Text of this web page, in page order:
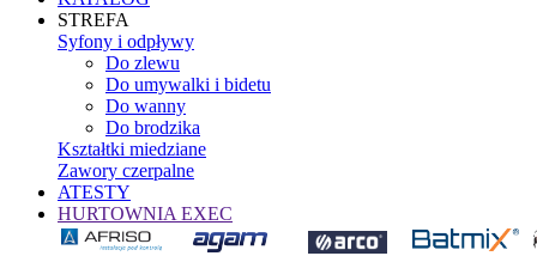
STREFA
Syfony i odpływy
Do zlewu
Do umywalki i bidetu
Do wanny
Do brodzika
Kształtki miedziane
Zawory czerpalne
ATESTY
HURTOWNIA EXEC